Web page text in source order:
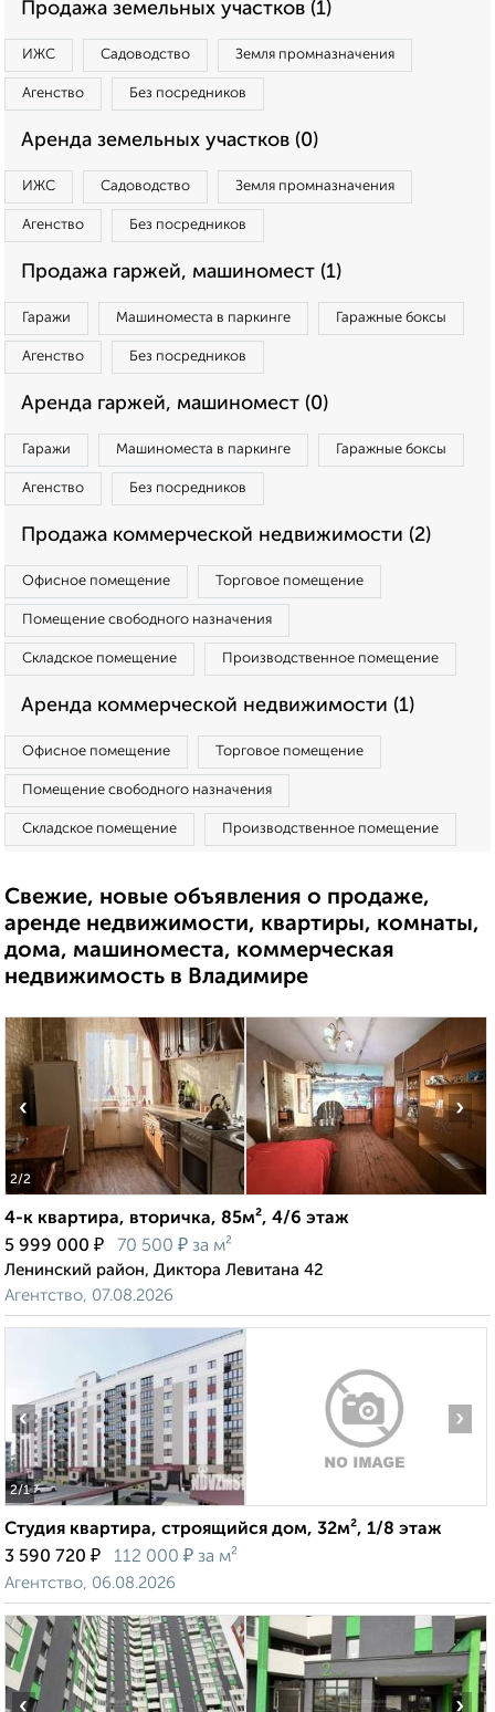
Продажа земельных участков (1)
ИЖС Садоводство Земля промназначения
Агенство Без посредников
Аренда земельных участков (0)
ИЖС Садоводство Земля промназначения
Агенство Без посредников
Продажа гаржей, машиномест (1)
Гаражи Машиноместа в паркинге Гаражные боксы
Агенство Без посредников
Аренда гаржей, машиномест (0)
Гаражи Машиноместа в паркинге Гаражные боксы
Агенство Без посредников
Продажа коммерческой недвижимости (2)
Офисное помещение Торговое помещение
Помещение свободного назначения
Складское помещение Производственное помещение
Аренда коммерческой недвижимости (1)
Офисное помещение Торговое помещение
Помещение свободного назначения
Складское помещение Производственное помещение
Свежие, новые объявления о продаже,
аренде недвижимости, квартиры, комнаты,
дома, машиноместа, коммерческая
недвижимость в Владимире
2/2
‹ ›
4-к квартира, вторичка, 85м², 4/6 этаж
5 999 000 ₽ 70 500 ₽ за м²
Ленинский район, Диктора Левитана 42
Агентство, 07.08.2026
2/1
‹ ›
Студия квартира, строящийся дом, 32м², 1/8 этаж
3 590 720 ₽ 112 000 ₽ за м²
Агентство, 06.08.2026
‹ ›